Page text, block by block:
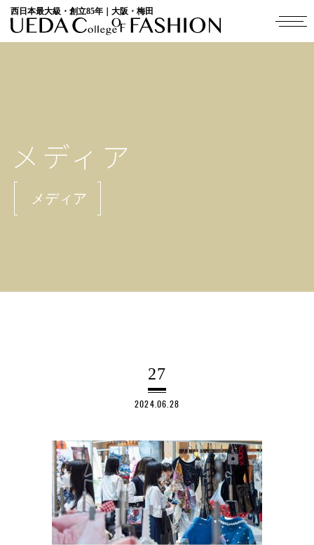
西日本最大級・創立85年｜大阪・梅田
メディア
メディア
27
2024.06.28